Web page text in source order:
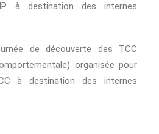
à destination des internes
de découverte des TCC
organisée pour
à destination des internes